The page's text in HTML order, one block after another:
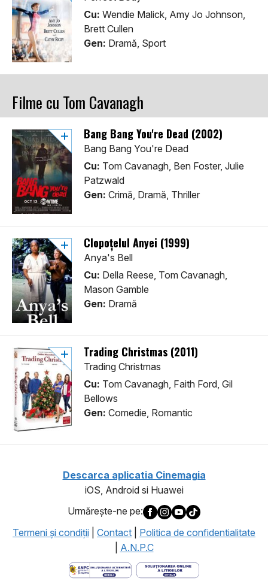
Cu: Wendie Malick, Amy Jo Johnson,
Brett Cullen
Gen: Dramă, Sport
Filme cu Tom Cavanagh
Bang Bang You're Dead (2002)
Bang Bang You're Dead
Cu: Tom Cavanagh, Ben Foster, Julie
Patzwald
Gen: Crimă, Dramă, Thriller
Clopoțelul Anyei (1999)
Anya's Bell
Cu: Della Reese, Tom Cavanagh,
Mason Gamble
Gen: Dramă
Trading Christmas (2011)
Trading Christmas
Cu: Tom Cavanagh, Faith Ford, Gil
Bellows
Gen: Comedie, Romantic
Descarca aplicatia Cinemagia
iOS, Android si Huawei
Urmăreşte-ne pe:
Termeni şi condiţii
Contact
Politica de confidentialitate
A.N.P.C